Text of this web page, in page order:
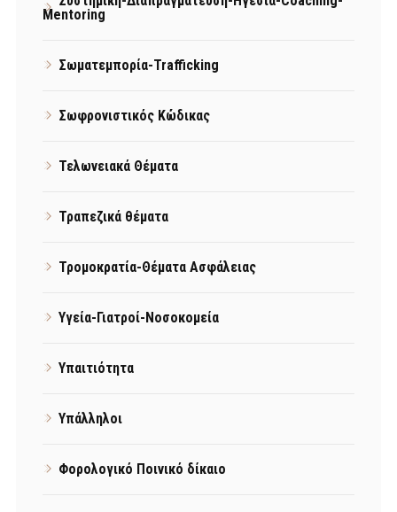
Mentoring
Σωματεμπορία-Trafficking
Σωφρονιστικός Κώδικας
Τελωνειακά Θέματα
Τραπεζικά θέματα
Τρομοκρατία-Θέματα Ασφάλειας
Υγεία-Γιατροί-Νοσοκομεία
Υπαιτιότητα
Υπάλληλοι
Φορολογικό Ποινικό δίκαιο